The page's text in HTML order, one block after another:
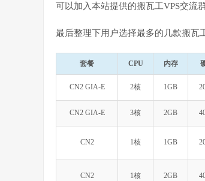
可以加入本站提供的搬瓦工VPS交流
最后整理下用户选择最多的几款搬瓦
套餐 CPU 内存
CN2 GIA-E 2核 1GB
CN2 GIA-E 3核 2GB
CN2 1核 1GB
CN2 1核 2GB